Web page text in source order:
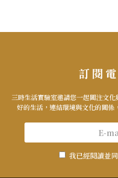
訂閱
三時生活實驗室邀請您一起關注文
好的生活，連結環境與文化的關
我已經閱讀並